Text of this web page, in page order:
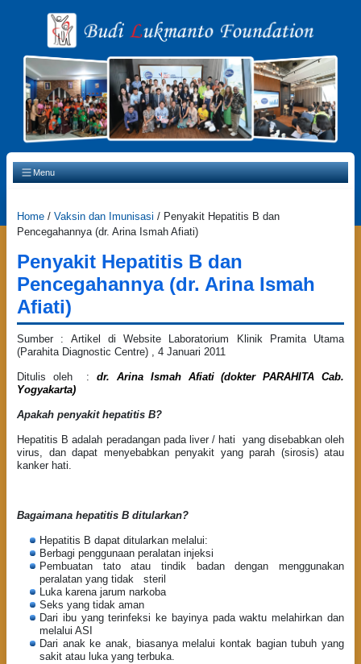
Main Navigation
Menu
Home / Vaksin dan Imunisasi / Penyakit Hepatitis B dan
Pencegahannya (dr. Arina Ismah Afiati)
Penyakit Hepatitis B dan
Pencegahannya (dr. Arina Ismah
Afiati)
Sumber : Artikel di Website Laboratorium Klinik Pramita Utama
(Parahita Diagnostic Centre) , 4 Januari 2011
Ditulis oleh :dr. Arina Ismah Afiati (dokter PARAHITA Cab.
Yogyakarta)
Apakah penyakit hepatitis B?
Hepatitis B adalah peradangan pada liver / hati yang disebabkan oleh
virus, dan dapat menyebabkan penyakit yang parah (sirosis) atau
kanker hati.
Bagaimana hepatitis B ditularkan?
Hepatitis B dapat ditularkan melalui:
Berbagi penggunaan peralatan injeksi
Pembuatan tato atau tindik badan dengan menggunakan
peralatan yang tidak steril
Luka karena jarum narkoba
Seks yang tidak aman
Dari ibu yang terinfeksi ke bayinya pada waktu melahirkan dan
melalui ASI
Dari anak ke anak, biasanya melalui kontak bagian tubuh yang
sakit atau luka yang terbuka.